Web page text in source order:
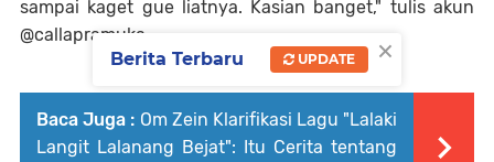
sampai kaget gue liatnya. Kasian banget," tulis akun
@callapramuka.
Baca Juga : Om Zein Klarifikasi Lagu "Lalaki
Langit Lalanang Bejat": Itu Cerita tentang
×
Berita Terbaru UPDATE